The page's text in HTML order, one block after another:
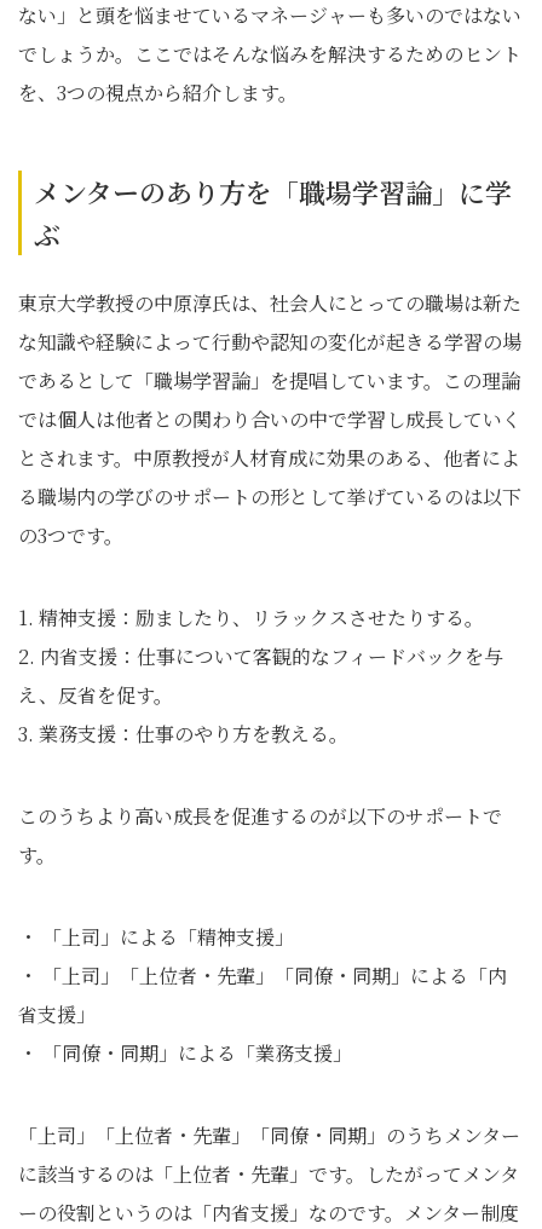
ない」と頭を悩ませているマネージャーも多いのではない
でしょうか。ここではそんな悩みを解決するためのヒント
を、3つの視点から紹介します。
メンターのあり方を「職場学習論」に学
ぶ
東京大学教授の中原淳氏は、社会人にとっての職場は新た
な知識や経験によって行動や認知の変化が起きる学習の場
であるとして「職場学習論」を提唱しています。この理論
では個人は他者との関わり合いの中で学習し成長していく
とされます。中原教授が人材育成に効果のある、他者によ
る職場内の学びのサポートの形として挙げているのは以下
の3つです。
1. 精神支援：励ましたり、リラックスさせたりする。
2. 内省支援：仕事について客観的なフィードバックを与
え、反省を促す。
3. 業務支援：仕事のやり方を教える。
このうちより高い成長を促進するのが以下のサポートで
す。
・ 「上司」による「精神支援」
・ 「上司」「上位者・先輩」「同僚・同期」による「内
省支援」
・ 「同僚・同期」による「業務支援」
「上司」「上位者・先輩」「同僚・同期」のうちメンター
に該当するのは「上位者・先輩」です。したがってメンタ
ーの役割というのは「内省支援」なのです。メンター制度